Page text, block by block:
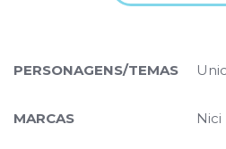
PERSONAGENS/TEMAS
MARCAS Nici